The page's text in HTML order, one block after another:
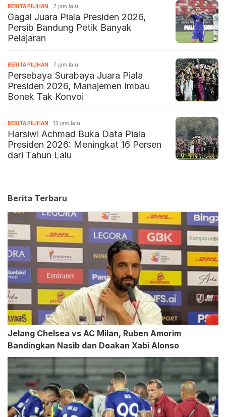
BERITA PILIHAN 7 jam lalu
Gagal Juara Piala Presiden 2026,
Persib Bandung Petik Banyak
Pelajaran
BERITA PILIHAN 7 jam lalu
Persebaya Surabaya Juara Piala
Presiden 2026, Manajemen Imbau
Bonek Tak Konvoi
BERITA PILIHAN 13 jam lalu
Harsiwi Achmad Buka Data Piala
Presiden 2026: Meningkat 16 Persen
dari Tahun Lalu
Berita Terbaru
Jelang Chelsea vs AC Milan, Ruben Amorim
Bandingkan Nasib dan Doakan Xabi Alonso